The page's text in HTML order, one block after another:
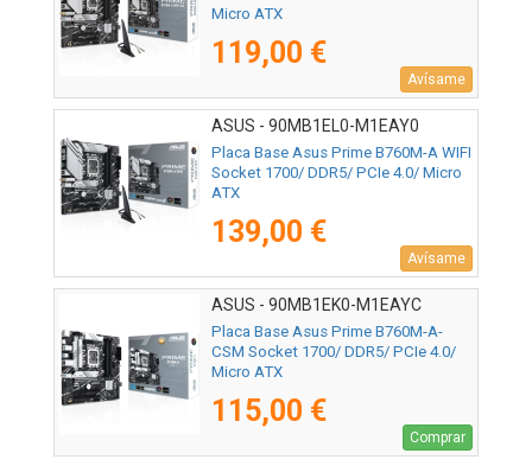
Micro ATX
119,00 €
Avísame
ASUS - 90MB1EL0-M1EAY0
Placa Base Asus Prime B760M-A WIFI
Socket 1700/ DDR5/ PCIe 4.0/ Micro
ATX
139,00 €
Avísame
ASUS - 90MB1EK0-M1EAYC
Placa Base Asus Prime B760M-A-
CSM Socket 1700/ DDR5/ PCIe 4.0/
Micro ATX
115,00 €
Comprar